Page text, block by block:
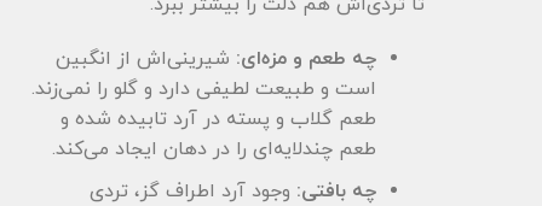
چه طعم و مزه‌ای: شیرینی‌‌اش از انگبین
است و طبیعت لطیفی دارد و گلو را نمی‌زند.
طعم گلاب و پسته در آرد تابیده شده و
طعم چندلایه‌ای را در دهان ایجاد می‌کند.
چه بافتی: وجود آرد اطراف گز، تردی